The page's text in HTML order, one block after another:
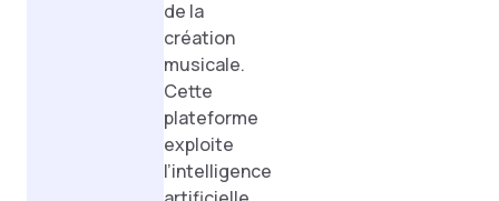
de la
création
musicale.
Cette
plateforme
exploite
l’intelligence